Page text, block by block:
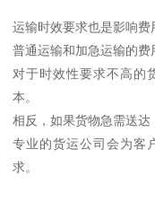
运输时效要求也是影响费
普通运输和加急运输的费
对于时效性要求不高的
本。
相反，如果货物急需送达
专业的货运公司会为客
求。